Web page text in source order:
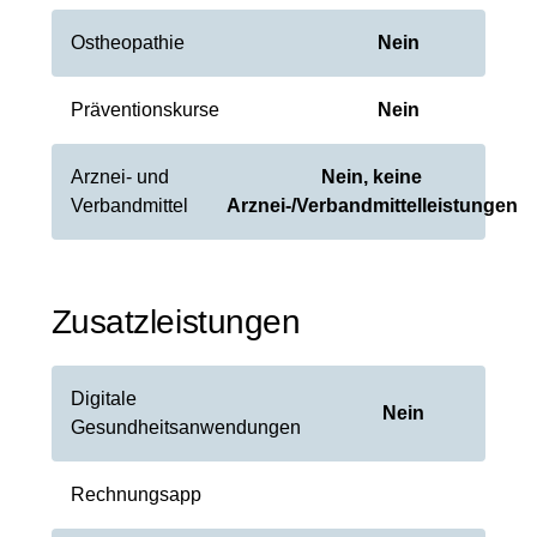
Ostheopathie Nein
Präventionskurse Nein
Arznei- und
Verbandmittel
Nein, keine
Arznei-/Verbandmittelleistungen
Zusatzleistungen
Digitale
Gesundheitsanwendungen
Nein
Rechnungsapp